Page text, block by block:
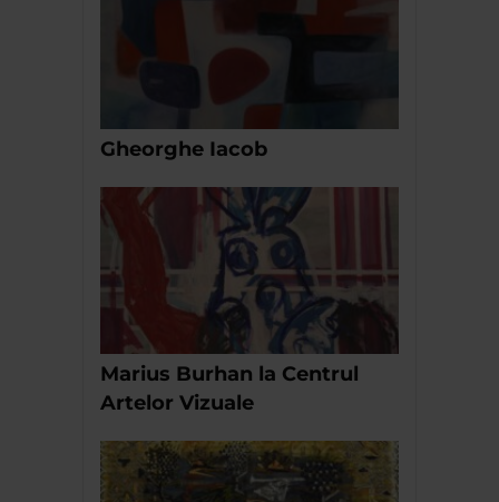
Gheorghe Iacob
Marius Burhan la Centrul
Artelor Vizuale